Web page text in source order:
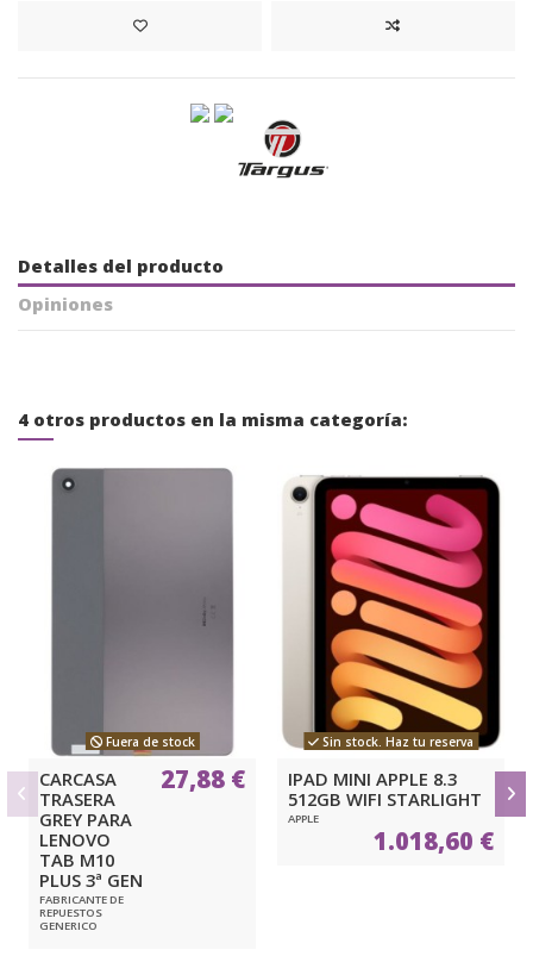
Detalles del producto
Opiniones
4 otros productos en la misma categoría:
Fuera de stock
CARCASA
TRASERA
GREY PARA
LENOVO
TAB M10
PLUS 3ª GEN
FABRICANTE DE
REPUESTOS
GENERICO
27,88 €
Sin stock. Haz tu reserva
IPAD MINI APPLE 8.3
512GB WIFI STARLIGHT
APPLE
1.018,60 €